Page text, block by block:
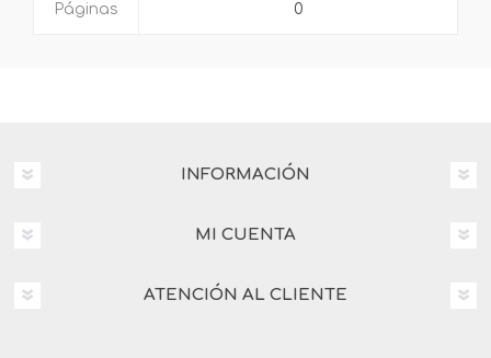
Páginas 0
INFORMACIÓN
MI CUENTA
ATENCIÓN AL CLIENTE